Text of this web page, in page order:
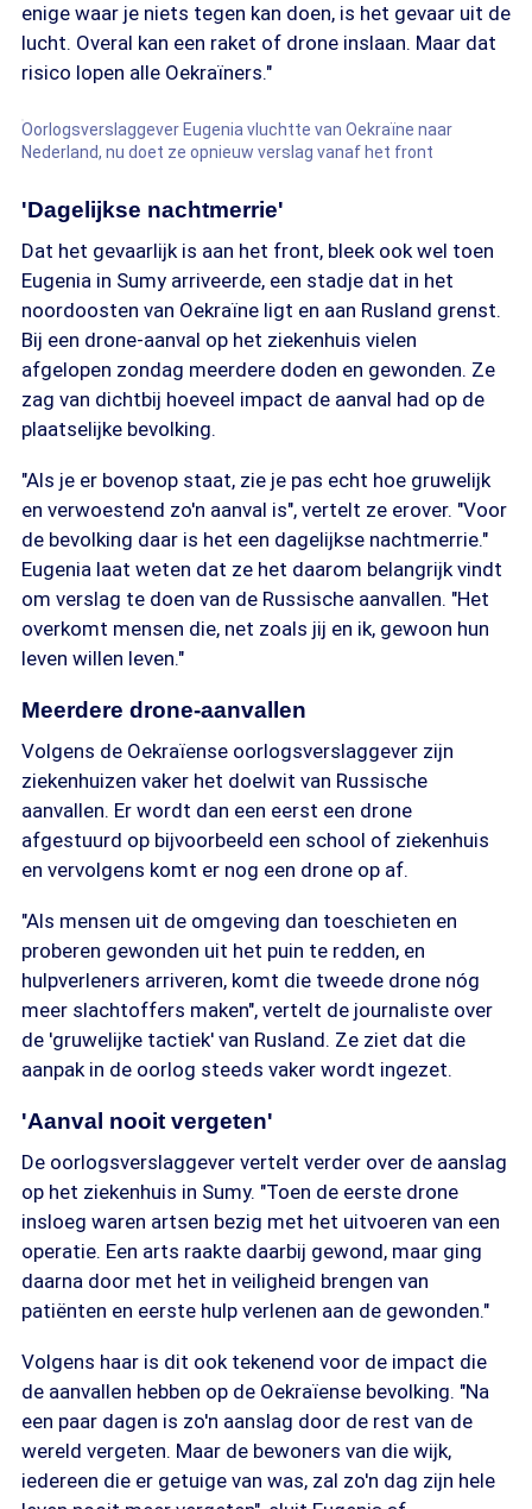
enige waar je niets tegen kan doen, is het gevaar uit de
lucht. Overal kan een raket of drone inslaan. Maar dat
risico lopen alle Oekraïners."
Oorlogsverslaggever Eugenia vluchtte van Oekraïne naar
Nederland, nu doet ze opnieuw verslag vanaf het front
'Dagelijkse nachtmerrie'
Dat het gevaarlijk is aan het front, bleek ook wel toen
Eugenia in Sumy arriveerde, een stadje dat in het
noordoosten van Oekraïne ligt en aan Rusland grenst.
Bij een drone-aanval op het ziekenhuis vielen
afgelopen zondag meerdere doden en gewonden. Ze
zag van dichtbij hoeveel impact de aanval had op de
plaatselijke bevolking.
"Als je er bovenop staat, zie je pas echt hoe gruwelijk
en verwoestend zo'n aanval is", vertelt ze erover. "Voor
de bevolking daar is het een dagelijkse nachtmerrie."
Eugenia laat weten dat ze het daarom belangrijk vindt
om verslag te doen van de Russische aanvallen. "Het
overkomt mensen die, net zoals jij en ik, gewoon hun
leven willen leven."
Meerdere drone-aanvallen
Volgens de Oekraïense oorlogsverslaggever zijn
ziekenhuizen vaker het doelwit van Russische
aanvallen. Er wordt dan een eerst een drone
afgestuurd op bijvoorbeeld een school of ziekenhuis
en vervolgens komt er nog een drone op af.
"Als mensen uit de omgeving dan toeschieten en
proberen gewonden uit het puin te redden, en
hulpverleners arriveren, komt die tweede drone nóg
meer slachtoffers maken", vertelt de journaliste over
de 'gruwelijke tactiek' van Rusland. Ze ziet dat die
aanpak in de oorlog steeds vaker wordt ingezet.
'Aanval nooit vergeten'
De oorlogsverslaggever vertelt verder over de aanslag
op het ziekenhuis in Sumy. "Toen de eerste drone
insloeg waren artsen bezig met het uitvoeren van een
operatie. Een arts raakte daarbij gewond, maar ging
daarna door met het in veiligheid brengen van
patiënten en eerste hulp verlenen aan de gewonden."
Volgens haar is dit ook tekenend voor de impact die
de aanvallen hebben op de Oekraïense bevolking. "Na
een paar dagen is zo'n aanslag door de rest van de
wereld vergeten. Maar de bewoners van die wijk,
iedereen die er getuige van was, zal zo'n dag zijn hele